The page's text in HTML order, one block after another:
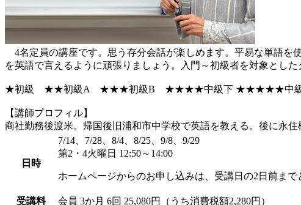
4名定員の講座です。思う存分会話が楽しめます。平易な単語を
を英語で言えるように頑張りましょう。入門～初級者を対象とした
★初級 ★★初級A ★★★初級B ★★★★中級下 ★★★★★中
【講師プロフィル】
商社勤務後渡米。帰国後旧浦和市中学校で英語を教える。後に永
日時
7/14、7/28、8/4、8/25、9/8、9/29
第2・4火曜日 12:50～14:00
ホームページからのお申し込みは、受講日の2日前まで
受講料 会員 3か月 6回 25,080円（うち消費税額2,280円）